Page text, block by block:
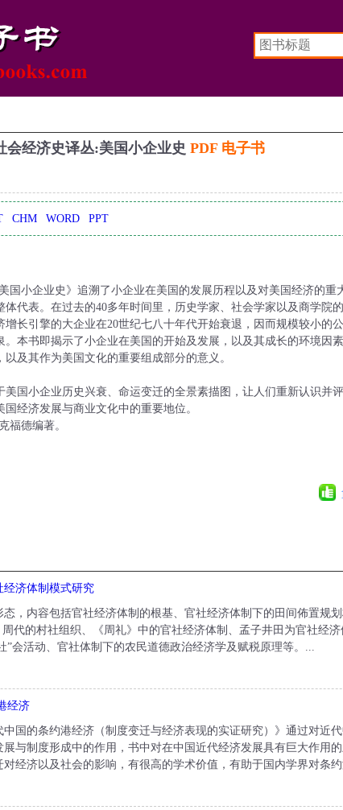
会经济史译丛:美国小企业史 PDF 电子书
CHM WORD PPT
国小企业史》追溯了小企业在美国的发展历程以及对美国经济的重
代表。在过去的40多年时间里，历史学家、社会学家以及商学院
长引擎的大企业在20世纪七八十年代开始衰退，因而规模较小的
本书即揭示了小企业在美国的开始及发展，以及其成长的环境因
及其作为美国文化的重要组成部分的意义。
美国小企业历史兴衰、命运变迁的全景素描图，让人们重新认识并
经济发展与商业文化中的重要地位。
福德编著。
济体制模式研究
，内容包括官社经济体制的根基、官社经济体制下的田间佈置规
代的村社组织、《周礼》中的官社经济体制、孟子井田为官社经
”会活动、官社体制下的农民道德政治经济学及赋税原理等。...
经济
国的条约港经济（制度变迁与经济表现的实证研究）》通过对近
与制度形成中的作用，书中对在中国近代经济发展具有巨大作用
经济以及社会的影响，有很高的学术价值，有助于国内学界对条